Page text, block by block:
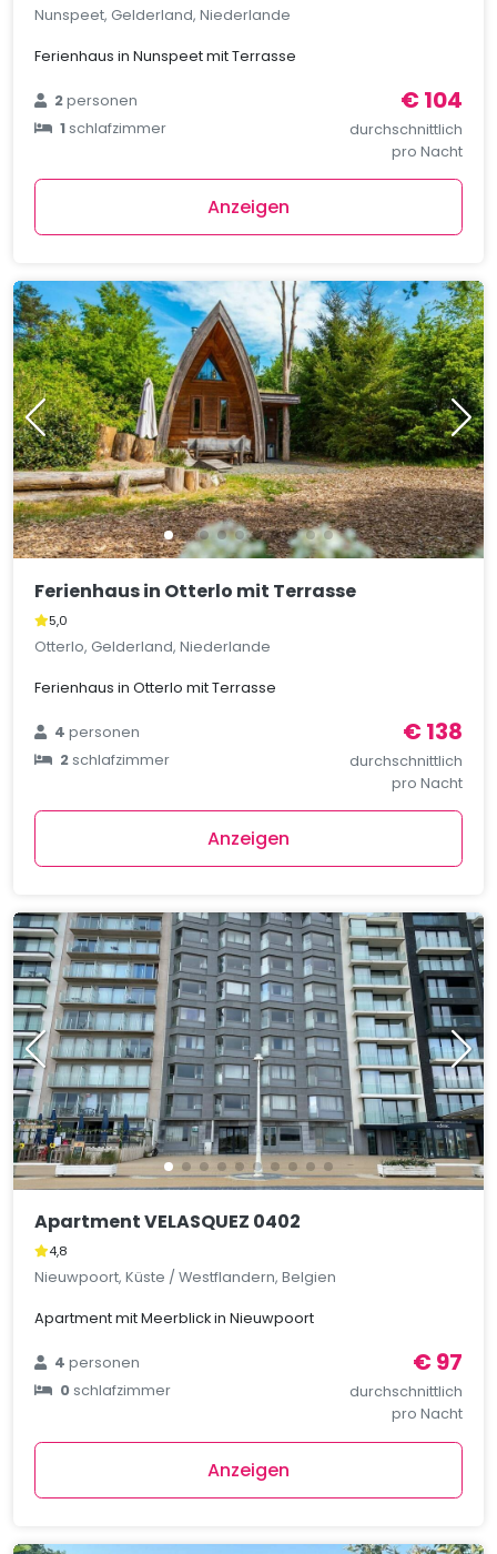
Nunspeet, Gelderland, Niederlande
Ferienhaus in Nunspeet mit Terrasse
2personen
1schlafzimmer
€ 104
durchschnittlich
pro Nacht
Anzeigen
Ferienhaus in Otterlo mit Terrasse
5,0
Otterlo, Gelderland, Niederlande
Ferienhaus in Otterlo mit Terrasse
4personen
2schlafzimmer
€ 138
durchschnittlich
pro Nacht
Anzeigen
Apartment VELASQUEZ 0402
4,8
Nieuwpoort, Küste / Westflandern, Belgien
Apartment mit Meerblick in Nieuwpoort
4personen
0schlafzimmer
€ 97
durchschnittlich
pro Nacht
Anzeigen